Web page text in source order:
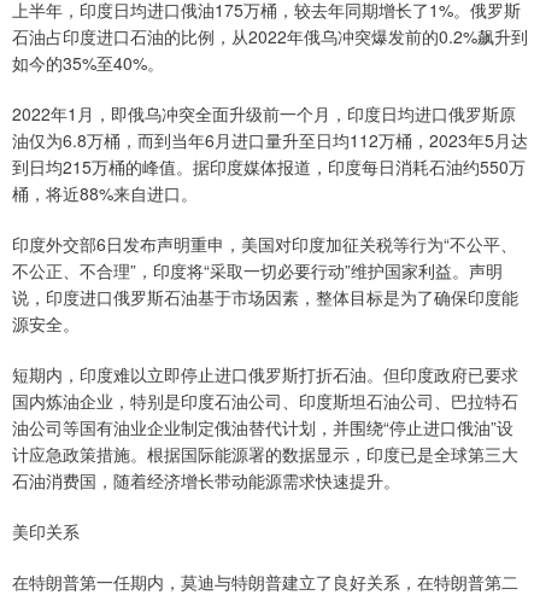
上半年，印度日均进口俄油175万桶，较去年同期增长了1%。俄罗斯
石油占印度进口石油的比例，从2022年俄乌冲突爆发前的0.2%飙升到
如今的35%至40%。
2022年1月，即俄乌冲突全面升级前一个月，印度日均进口俄罗斯原
油仅为6.8万桶，而到当年6月进口量升至日均112万桶，2023年5月达
到日均215万桶的峰值。据印度媒体报道，印度每日消耗石油约550万
桶，将近88%来自进口。
印度外交部6日发布声明重申，美国对印度加征关税等行为“不公平、
不公正、不合理”，印度将“采取一切必要行动”维护国家利益。声明
说，印度进口俄罗斯石油基于市场因素，整体目标是为了确保印度能
源安全。
短期内，印度难以立即停止进口俄罗斯打折石油。但印度政府已要求
国内炼油企业，特别是印度石油公司、印度斯坦石油公司、巴拉特石
油公司等国有油业企业制定俄油替代计划，并围绕“停止进口俄油”设
计应急政策措施。根据国际能源署的数据显示，印度已是全球第三大
石油消费国，随着经济增长带动能源需求快速提升。
美印关系
在特朗普第一任期内，莫迪与特朗普建立了良好关系，在特朗普第二